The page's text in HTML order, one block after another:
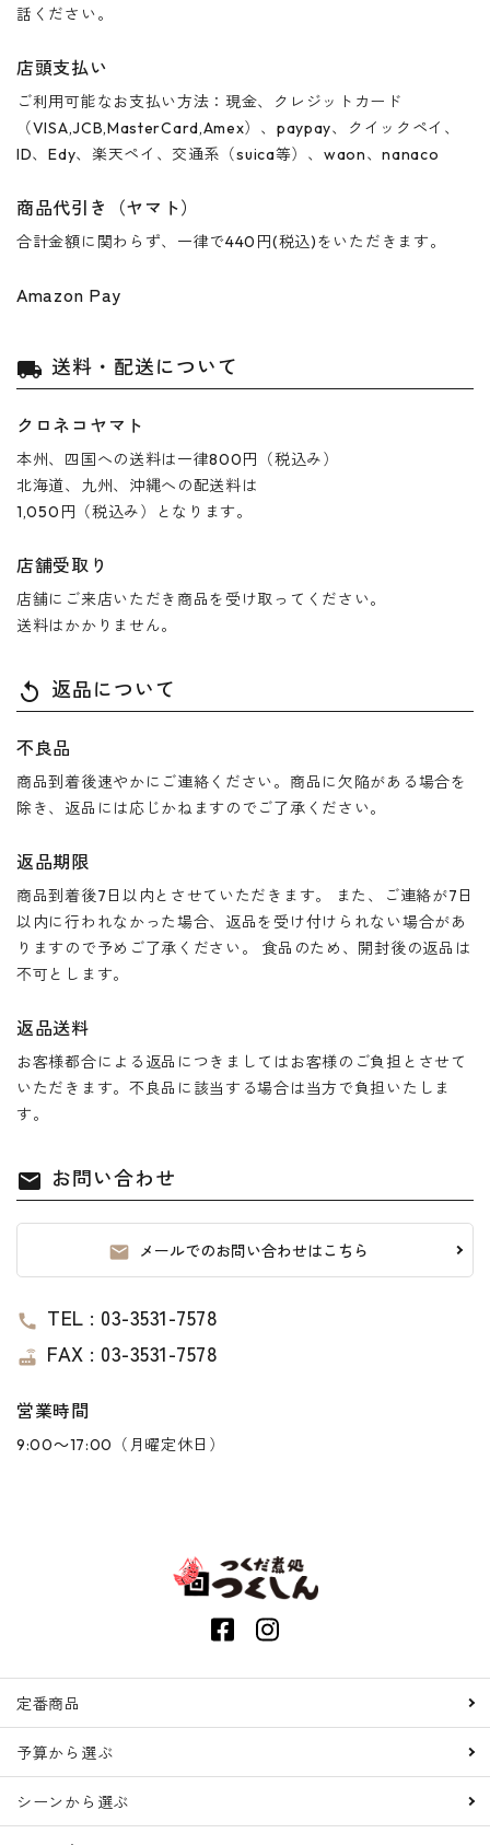
話ください。
店頭支払い
ご利用可能なお支払い方法：現金、クレジットカード
（VISA,JCB,MasterCard,Amex）、paypay、クイックペイ、
ID、Edy、楽天ペイ、交通系（suica等）、waon、nanaco
商品代引き（ヤマト）
合計金額に関わらず、一律で440円(税込)をいただきます。
Amazon Pay
local_shipping 送料・配送について
クロネコヤマト
本州、四国への送料は一律800円（税込み）
北海道、九州、沖縄への配送料は
1,050円（税込み）となります。
店舗受取り
店舗にご来店いただき商品を受け取ってください。
送料はかかりません。
replay 返品について
不良品
商品到着後速やかにご連絡ください。商品に欠陥がある場合を
除き、返品には応じかねますのでご了承ください。
返品期限
商品到着後7日以内とさせていただきます。 また、ご連絡が7日
以内に行われなかった場合、返品を受け付けられない場合があ
りますので予めご了承ください。 食品のため、開封後の返品は
不可とします。
返品送料
お客様都合による返品につきましてはお客様のご負担とさせて
いただきます。不良品に該当する場合は当方で負担いたしま
す。
mail お問い合わせ
mail メールでのお問い合わせはこちら
call TEL : 03-3531-7578
router FAX : 03-3531-7578
営業時間
9:00～17:00（月曜定休日）
定番商品
予算から選ぶ
シーンから選ぶ